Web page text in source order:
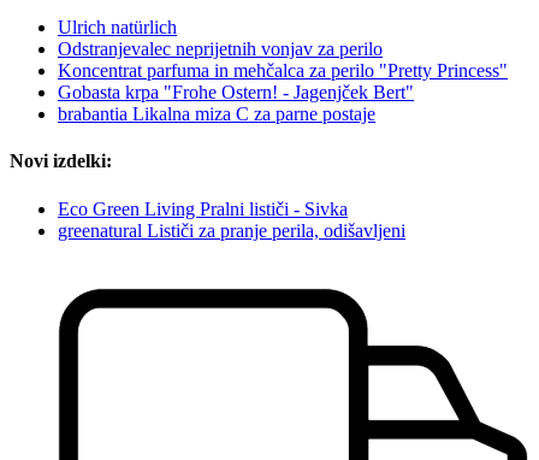
Ulrich natürlich
Odstranjevalec neprijetnih vonjav za perilo
Koncentrat parfuma in mehčalca za perilo "Pretty Princess"
Gobasta krpa "Frohe Ostern! - Jagenjček Bert"
brabantia Likalna miza C za parne postaje
Novi izdelki:
Eco Green Living Pralni lističi - Sivka
greenatural Lističi za pranje perila, odišavljeni